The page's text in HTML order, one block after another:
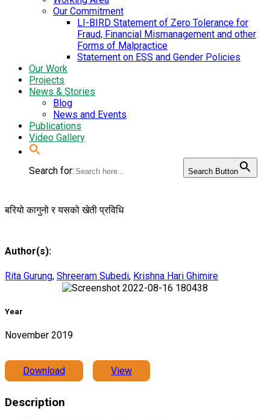
Our Commitment
LI-BIRD Statement of Zero Tolerance for
Fraud, Financial Mismanagement and other
Forms of Malpractice
Statement on ESS and Gender Policies
Our Work
Projects
News & Stories
Blog
News and Events
Publications
Video Gallery
Search for: Search Button
बरियो कागुनो र यसको खेती प्रविधि
Author(s):
Rita Gurung, Shreeram Subedi, Krishna Hari Ghimire
Year
November 2019
Download View
Description